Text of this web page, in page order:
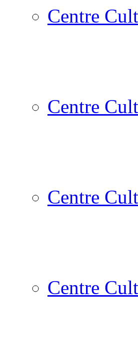
Centre
Centre
Centre
Centre